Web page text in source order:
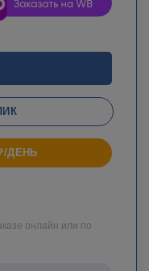
ДЕНЬ
онлайн или по